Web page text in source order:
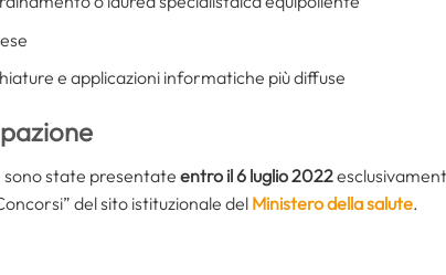
e applicazioni informatiche più diffuse
state presentate entro il 6 luglio 2022
del sito istituzionale del Ministero della salute.